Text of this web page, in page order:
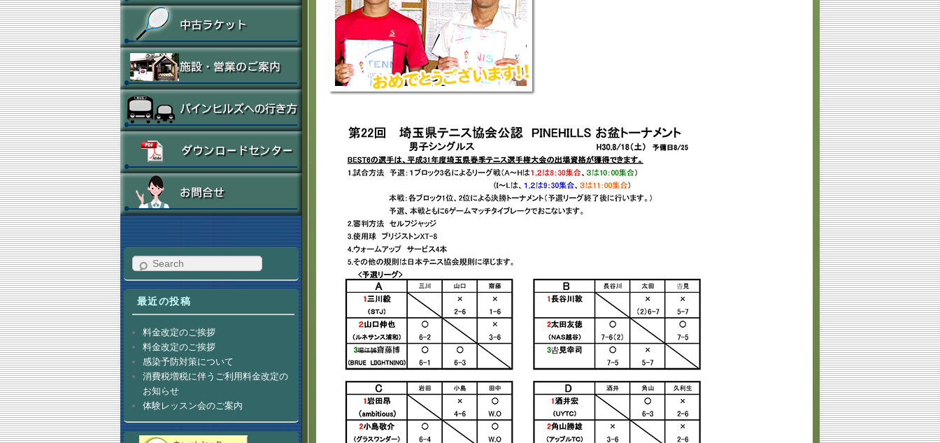
Search
最近の投稿
料金改定のご挨拶
料金改定のご挨拶
感染予防対策について
消費税増税に伴うご利用料金改定の
お知らせ
体験レッスン会のご案内